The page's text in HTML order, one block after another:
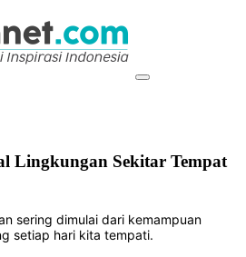
Lingkungan Sekitar Tempat
sering dimulai dari kemampuan
setiap hari kita tempati.